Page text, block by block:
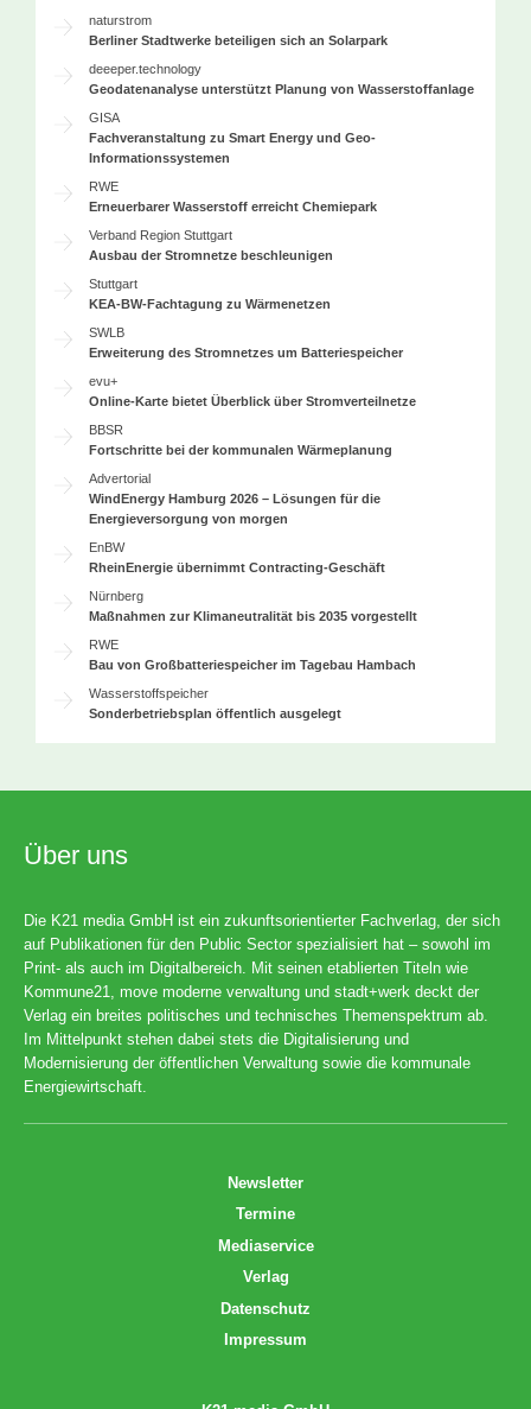
naturstrom
Berliner Stadtwerke beteiligen sich an Solarpark
deeeper.technology
Geodatenanalyse unterstützt Planung von Wasserstoffanlage
GISA
Fachveranstaltung zu Smart Energy und Geo-
Informationssystemen
RWE
Erneuerbarer Wasserstoff erreicht Chemiepark
Verband Region Stuttgart
Ausbau der Stromnetze beschleunigen
Stuttgart
KEA-BW-Fachtagung zu Wärmenetzen
SWLB
Erweiterung des Stromnetzes um Batteriespeicher
evu+
Online-Karte bietet Überblick über Stromverteilnetze
BBSR
Fortschritte bei der kommunalen Wärmeplanung
Advertorial
WindEnergy Hamburg 2026 – Lösungen für die
Energieversorgung von morgen
EnBW
RheinEnergie übernimmt Contracting-Geschäft
Nürnberg
Maßnahmen zur Klimaneutralität bis 2035 vorgestellt
RWE
Bau von Großbatteriespeicher im Tagebau Hambach
Wasserstoffspeicher
Sonderbetriebsplan öffentlich ausgelegt
Über uns
Die K21 media GmbH ist ein zukunftsorientierter Fachverlag, der sich
auf Publikationen für den Public Sector spezialisiert hat – sowohl im
Print- als auch im Digitalbereich. Mit seinen etablierten Titeln wie
Kommune21, move moderne verwaltung und stadt+werk deckt der
Verlag ein breites politisches und technisches Themenspektrum ab.
Im Mittelpunkt stehen dabei stets die Digitalisierung und
Modernisierung der öffentlichen Verwaltung sowie die kommunale
Energiewirtschaft.
Newsletter
Termine
Mediaservice
Verlag
Datenschutz
Impressum